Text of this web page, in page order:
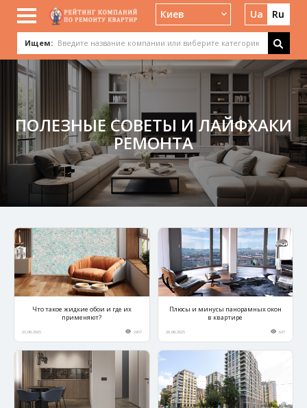
Киев Ua Ru
Ищем:
ПОЛЕЗНЫЕ СОВЕТЫ И ЛАЙФХАКИ
РЕМОНТА
Что такое жидкие обои и где их
применяют?
25.08.2025 2457
Плюсы и минусы панорамных окон
в квартире
20.08.2025 637